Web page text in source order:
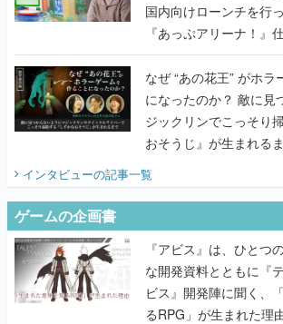
国内向けローンチを行
『あっぷアリーナ！』
てみた
なぜ “あの花王” がホラ
になったのか？ 敵に見つからないようにマ
ジックリンでこっそり
おそうじ』が生まれる
インタビューの記事一覧
ゲームの企画書
『アビス』は、ひと
な開発資料とともに『
ビス』開発陣に聞く、
るRPG」が生まれた理